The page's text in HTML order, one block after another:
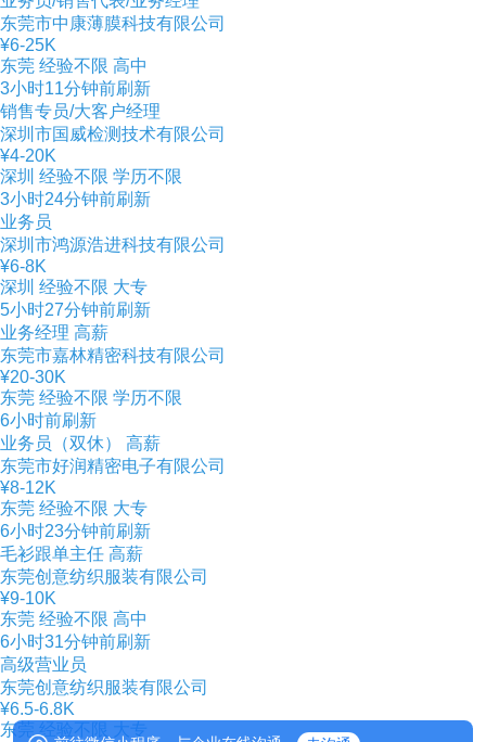
东莞市中康薄膜科技有限公司
¥6-25K
东莞 经验不限 高中
3小时11分钟前刷新
销售专员/大客户经理
深圳市国威检测技术有限公司
¥4-20K
深圳 经验不限 学历不限
3小时24分钟前刷新
业务员
深圳市鸿源浩进科技有限公司
¥6-8K
深圳 经验不限 大专
5小时27分钟前刷新
业务经理 高薪
东莞市嘉林精密科技有限公司
¥20-30K
东莞 经验不限 学历不限
6小时前刷新
业务员（双休）
高薪
东莞市好润精密电子有限公司
¥8-12K
东莞 经验不限 大专
6小时23分钟前刷新
毛衫跟单主任 高薪
东莞创意纺织服装有限公司
¥9-10K
东莞 经验不限 高中
6小时31分钟前刷新
高级营业员
东莞创意纺织服装有限公司
¥6.5-6.8K
东莞 经验不限 大专